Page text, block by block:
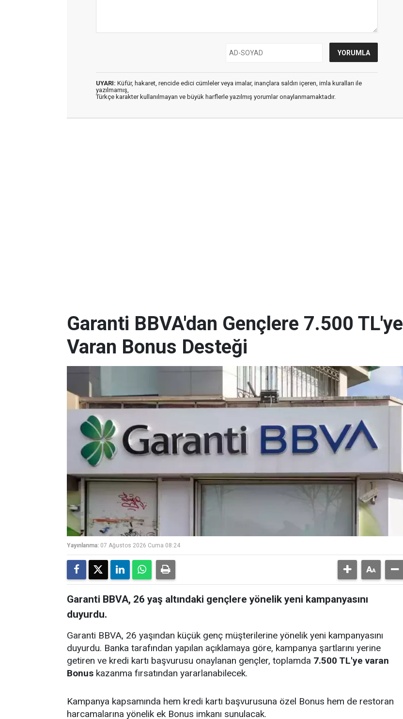
UYARI: Küfür, hakaret, rencide edici cümleler veya imalar, inançlara saldırı içeren, imla kuralları ile
yazılmamış,
Türkçe karakter kullanılmayan ve büyük harflerle yazılmış yorumlar onaylanmamaktadır.
Garanti BBVA'dan Gençlere 7.500 TL'ye
Varan Bonus Desteği
Yayınlanma: 07 Ağustos 2026 Cuma 08:24
Garanti BBVA, 26 yaş altındaki gençlere yönelik yeni kampanyasını
duyurdu.
Garanti BBVA, 26 yaşından küçük genç müşterilerine yönelik yeni kampanyasını
duyurdu. Banka tarafından yapılan açıklamaya göre, kampanya şartlarını yerine
getiren ve kredi kartı başvurusu onaylanan gençler, toplamda 7.500 TL'ye varan
Bonus kazanma fırsatından yararlanabilecek.
Kampanya kapsamında hem kredi kartı başvurusuna özel Bonus hem de restoran
harcamalarına yönelik ek Bonus imkanı sunulacak.